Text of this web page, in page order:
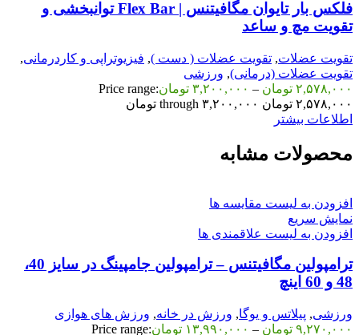
فلکس بار تایوان مگافیتنس | Flex Bar توانبخشی و
تقویت مچ و ساعد
تقویت عضلات, تقویت عضلات ( دست ), فیزیوتراپی و کاردرمانی,
تقویت عضلات (درمانی), ورزشی
۲,۵۷۸,۰۰۰ تومان – ۳,۲۰۰,۰۰۰ تومانPrice range:
۲,۵۷۸,۰۰۰ تومان through ۳,۲۰۰,۰۰۰ تومان
اطلاعات بیشتر
محصولات مشابه
افزودن به لیست مقایسه ها
نمایش سریع
افزودن به لیست علاقمندی ها
ترامپولین مگافیتنس – ترامپولین جامپینگ در سایز 40،
48 و 60 اینچ
ورزشی, پیلاتس و یوگا, ورزش در خانه, ورزش های هوازی
۹,۲۷۰,۰۰۰ تومان – ۱۳,۹۹۰,۰۰۰ تومانPrice range: